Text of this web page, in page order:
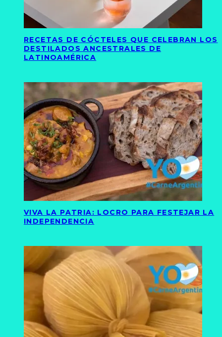
RECETAS DE CÓCTELES QUE CELEBRAN LOS
DESTILADOS ANCESTRALES DE
LATINOAMÉRICA
VIVA LA PATRIA: LOCRO PARA FESTEJAR LA
INDEPENDENCIA